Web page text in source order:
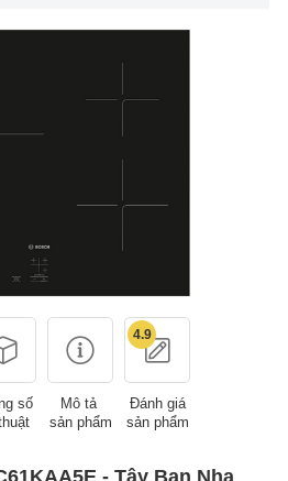
số
Mô tả
sản phẩm
4.9
Đánh giá
sản phẩm
- Tây Ban Nha